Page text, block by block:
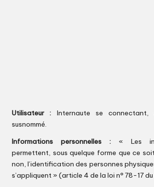
Utilisateur : Internaute se
susnommé.
Informations personnelles : « Les
permettent, sous quelque forme que ce
non, l’identification des personnes
s’appliquent » (article 4 de la loi n° 78-17